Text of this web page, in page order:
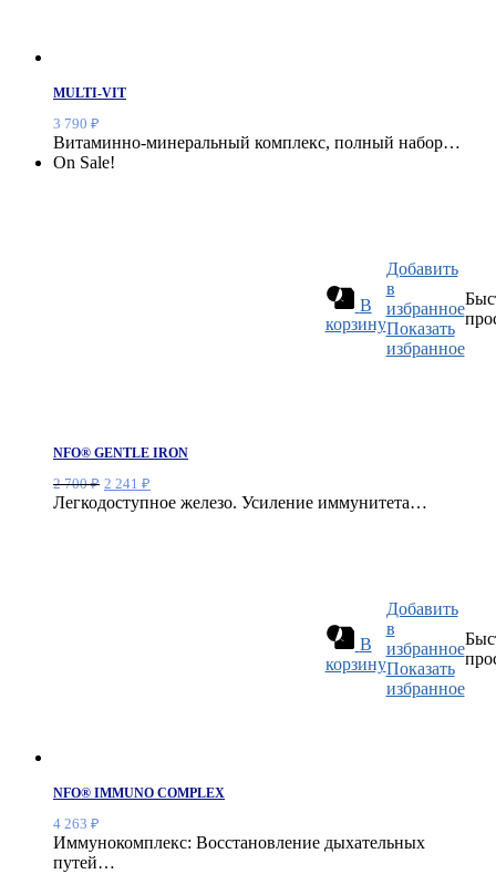
MULTI-VIT
3 790 ₽
Витаминно-минеральный комплекс, полный набор…
On Sale!
В
корзину
Добавить
в
избранное
Показать
избранное
NFO® GENTLE IRON
2 700₽ Первоначальная
цена
2 241 ₽
цена:
Легкодоступное железо. Усиление иммунитета…
В
корзину
Добавить
в
избранное
Показать
избранное
NFO® IMMUNO COMPLEX
4 263 ₽
Иммунокомплекс: Восстановление дыхательных
путей…